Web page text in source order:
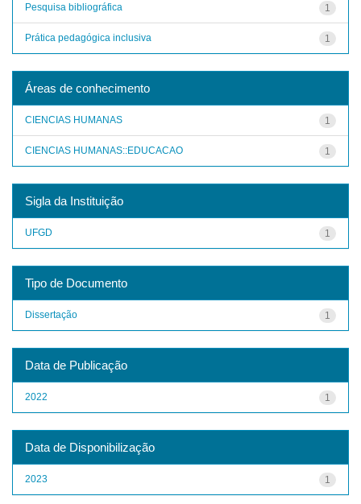
1
Pesquisa bibliográfica
1
Prática pedagógica inclusiva
Áreas de conhecimento
1
CIENCIAS HUMANAS
1
CIENCIAS HUMANAS::EDUCACAO
Sigla da Instituição
1
UFGD
Tipo de Documento
1
Dissertação
Data de Publicação
1
2022
Data de Disponibilização
1
2023